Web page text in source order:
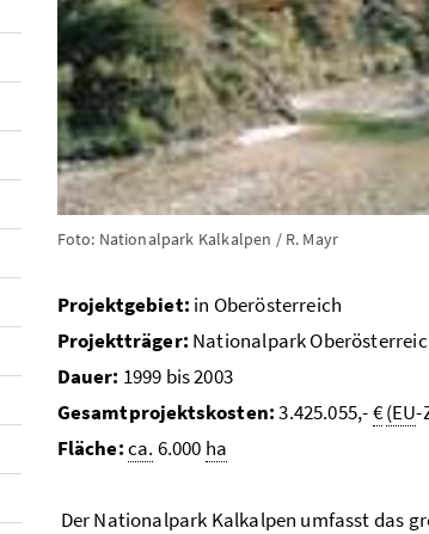
Foto: Nationalpark Kalkalpen / R. Mayr
Projektgebiet: in Oberösterreich
Projektträger: Nationalpark
Dauer: 1999 bis 2003
Gesamtprojektskosten:3.425.055,-€(EU-
Fläche:ca. 6.000 ha
Der Nationalpark Kalkalpen umfasst das